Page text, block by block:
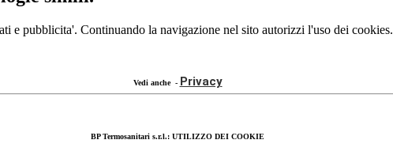
e pubblicita'. Continuando la navigazione nel sito autorizzi l'uso dei cookies.
Vedi anche - Privacy
BP Termosanitari s.r.l.: UTILIZZO DEI COOKIE